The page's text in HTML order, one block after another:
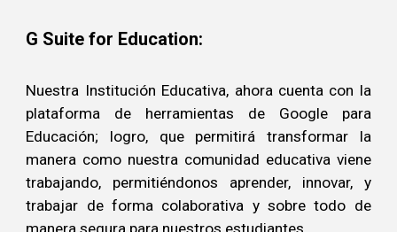
G Suite for Education:
Nuestra Institución Educativa, ahora cuenta con la
plataforma de herramientas de Google para
Educación; logro, que permitirá transformar la
manera como nuestra comunidad educativa viene
trabajando, permitiéndonos aprender, innovar, y
trabajar de forma colaborativa y sobre todo de